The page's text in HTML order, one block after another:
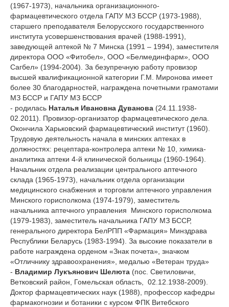
(1967-1973), начальника организационного-
фармацевтического отдела ГАПУ МЗ БССР (1973-1988),
старшего преподавателя Белорусского государственного
института усовершенствования врачей (1988-1991),
заведующей аптекой № 7 Минска (1991 – 1994), заместителя
директора ООО «Фитобел», ООО «Белмединфарм», ООО
Сагбел» (1994-2004). За безупречную работу провизор
высшей квалификационной категории Г.М. Миронова имеет
более 30 благодарностей, награждена почетными грамотами
МЗ БССР и ГАПУ МЗ БССР
- родилась Наталья Ивановна Дуванова (24.11.1938-
02.2011). Провизор-организатор фармацевтического дела.
Окончила Харьковский фармацевтический институт (1960).
Трудовую деятельность начала в минских аптеках в
должностях: рецептара-контролера аптеки № 10, химика-
аналитика аптеки 4-й клинической больницы (1960-1964).
Начальник отдела реализации центрального аптечного
склада (1965-1973), начальник отдела организации
медицинского снабжения и торговли аптечного управления
Минского горисполкома (1974-1979), заместитель
начальника аптечного управления Минского горисполкома
(1979-1983), заместитель начальника ГАПУ МЗ БССР,
генерального директора БелРПП «Фармация» Минздрава
Республики Беларусь (1983-1994). За высокие показатели в
работе награждена орденом «Знак почета», значком
«Отличнику здравоохранения», медалью «Ветеран труда»
- Владимир Лукъянович Шелюта (пос. Светиловичи,
Ветковский район, Гомельская область, 02.12.1938-2009).
Доктор фармацевтических наук (1988), профессор кафедры
фармакогнозии и ботаники с курсом ФПК Витебского